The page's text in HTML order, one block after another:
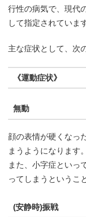
行性の病気で、現代
して指定されていま
主な症状として、次
《運動症状》
無動
顔の表情が硬くなっ
まうようになります。
また、小字症といっ
ってしまうというこ
(安静時)振戦